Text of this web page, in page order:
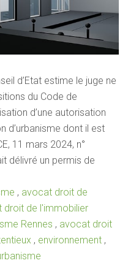
d’Etat estime le juge ne
du Code de
d’une autorisation
d’urbanisme dont il est
11 mars 2024, n°
délivré un permis de
, avocat droit de
droit de l'immobilier
Rennes , avocat droit
, environnement ,